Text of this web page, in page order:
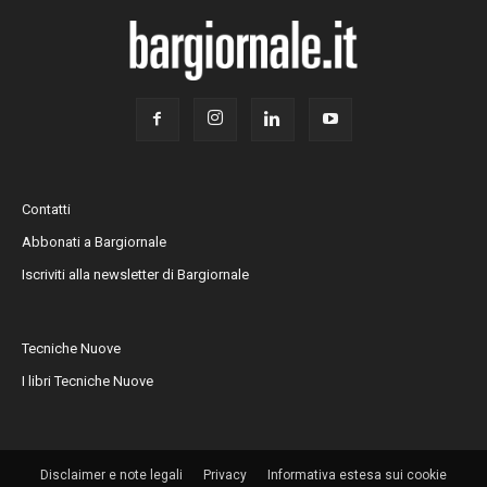
Contatti
Abbonati a Bargiornale
Iscriviti alla newsletter di Bargiornale
Tecniche Nuove
I libri Tecniche Nuove
Disclaimer e note legali Privacy Informativa estesa sui cookie